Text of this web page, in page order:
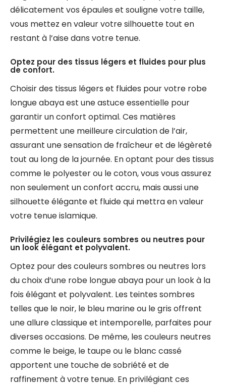
délicatement vos épaules et souligne votre taille,
vous mettez en valeur votre silhouette tout en
restant à l’aise dans votre tenue.
Optez pour des tissus légers et fluides pour plus
de confort.
Choisir des tissus légers et fluides pour votre robe
longue abaya est une astuce essentielle pour
garantir un confort optimal. Ces matières
permettent une meilleure circulation de l’air,
assurant une sensation de fraîcheur et de légèreté
tout au long de la journée. En optant pour des tissus
comme le polyester ou le coton, vous vous assurez
non seulement un confort accru, mais aussi une
silhouette élégante et fluide qui mettra en valeur
votre tenue islamique.
Privilégiez les couleurs sombres ou neutres pour
un look élégant et polyvalent.
Optez pour des couleurs sombres ou neutres lors
du choix d’une robe longue abaya pour un look à la
fois élégant et polyvalent. Les teintes sombres
telles que le noir, le bleu marine ou le gris offrent
une allure classique et intemporelle, parfaites pour
diverses occasions. De même, les couleurs neutres
comme le beige, le taupe ou le blanc cassé
apportent une touche de sobriété et de
raffinement à votre tenue. En privilégiant ces